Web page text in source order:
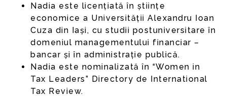
Nadia este licențiată în științe
economice a Universității Alexandru Ioan
Cuza din Iași, cu studii postuniversitare în
domeniul managementului financiar –
bancar și în administrație publică.
Nadia este nominalizată în “Women in
Tax Leaders” Directory de International
Tax Review.